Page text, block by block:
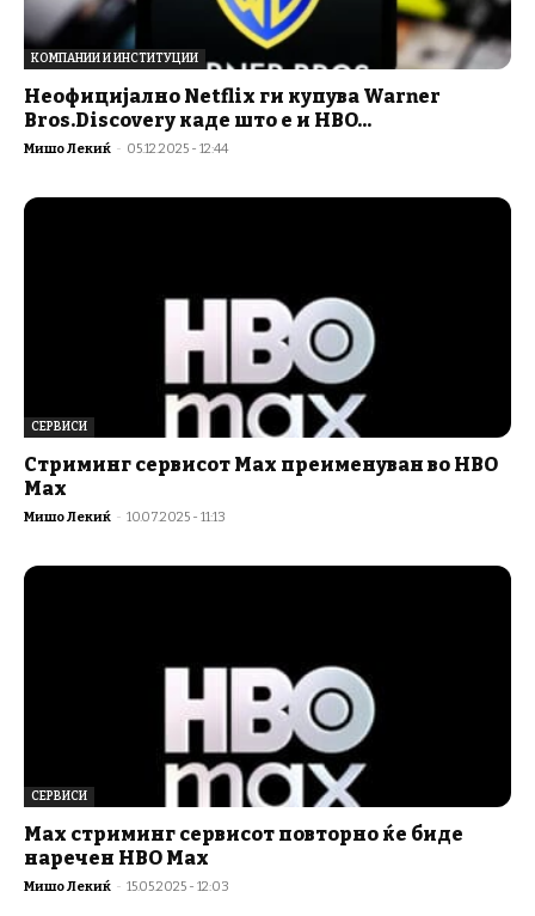
КОМПАНИИ И ИНСТИТУЦИИ
Неофицијално Netflix ги купува Warner
Bros.Discovery каде што е и HBO...
Мишо Лекиќ - 05.12.2025 - 12:44
СЕРВИСИ
Стриминг сервисот Max преименуван во HBO
Max
Мишо Лекиќ - 10.07.2025 - 11:13
СЕРВИСИ
Max стриминг сервисот повторно ќе биде
наречен HBO Max
Мишо Лекиќ - 15.05.2025 - 12:03